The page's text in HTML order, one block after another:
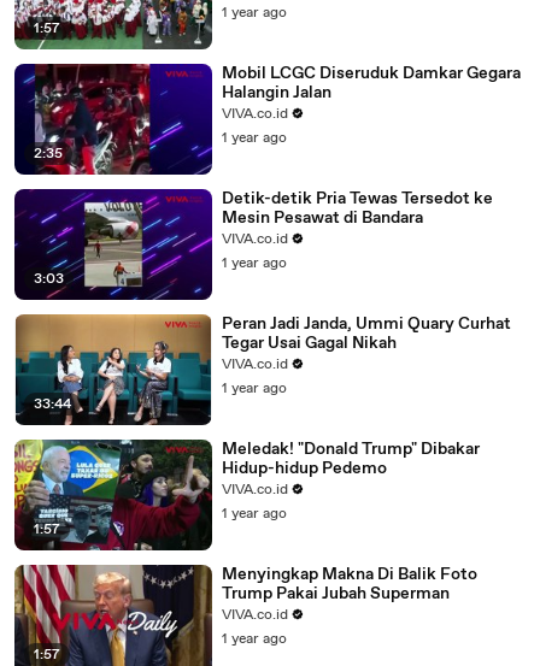
1:57
1 year ago
2:35
Mobil LCGC Diseruduk Damkar Gegara
Halangin Jalan
VIVA.co.id
1 year ago
3:03
Detik-detik Pria Tewas Tersedot ke
Mesin Pesawat di Bandara
VIVA.co.id
1 year ago
33:44
Peran Jadi Janda, Ummi Quary Curhat
Tegar Usai Gagal Nikah
VIVA.co.id
1 year ago
1:57
Meledak! "Donald Trump" Dibakar
Hidup-hidup Pedemo
VIVA.co.id
1 year ago
1:57
Menyingkap Makna Di Balik Foto
Trump Pakai Jubah Superman
VIVA.co.id
1 year ago